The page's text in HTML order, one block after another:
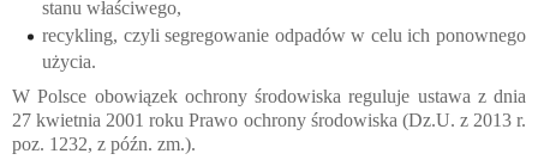
stanu właściwego,
recykling, czyli segregowanie odpadów w celu ich ponownego
użycia.
WPolsce obowiązek ochrony środowiska reguluje ustawa z dnia
27 kwietnia 2001 rokuPrawo ochrony środowiska (Dz.U. z 2013 r.
poz. 1232, z późn. zm.).